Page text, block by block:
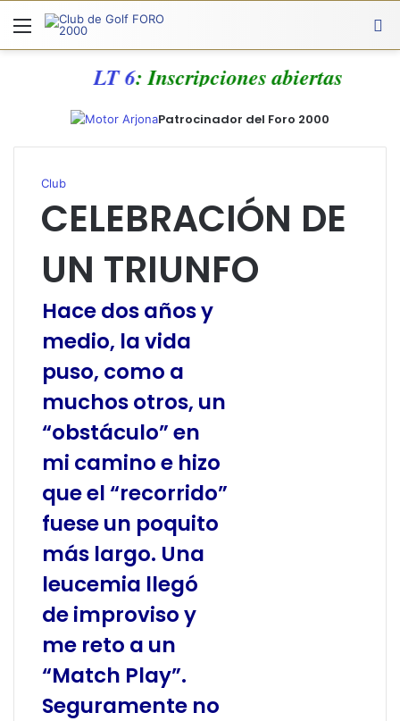
Menú
LT 6: Inscripciones abiertas
Patrocinador del Foro 2000
Club
CELEBRACIÓN DE
UN TRIUNFO
Hace dos años y
medio, la vida
puso, como a
muchos otros, un
“obstáculo” en
mi camino e hizo
que el “recorrido”
fuese un poquito
más largo. Una
leucemia llegó
de improviso y
me reto a un
“Match Play”.
Seguramente no